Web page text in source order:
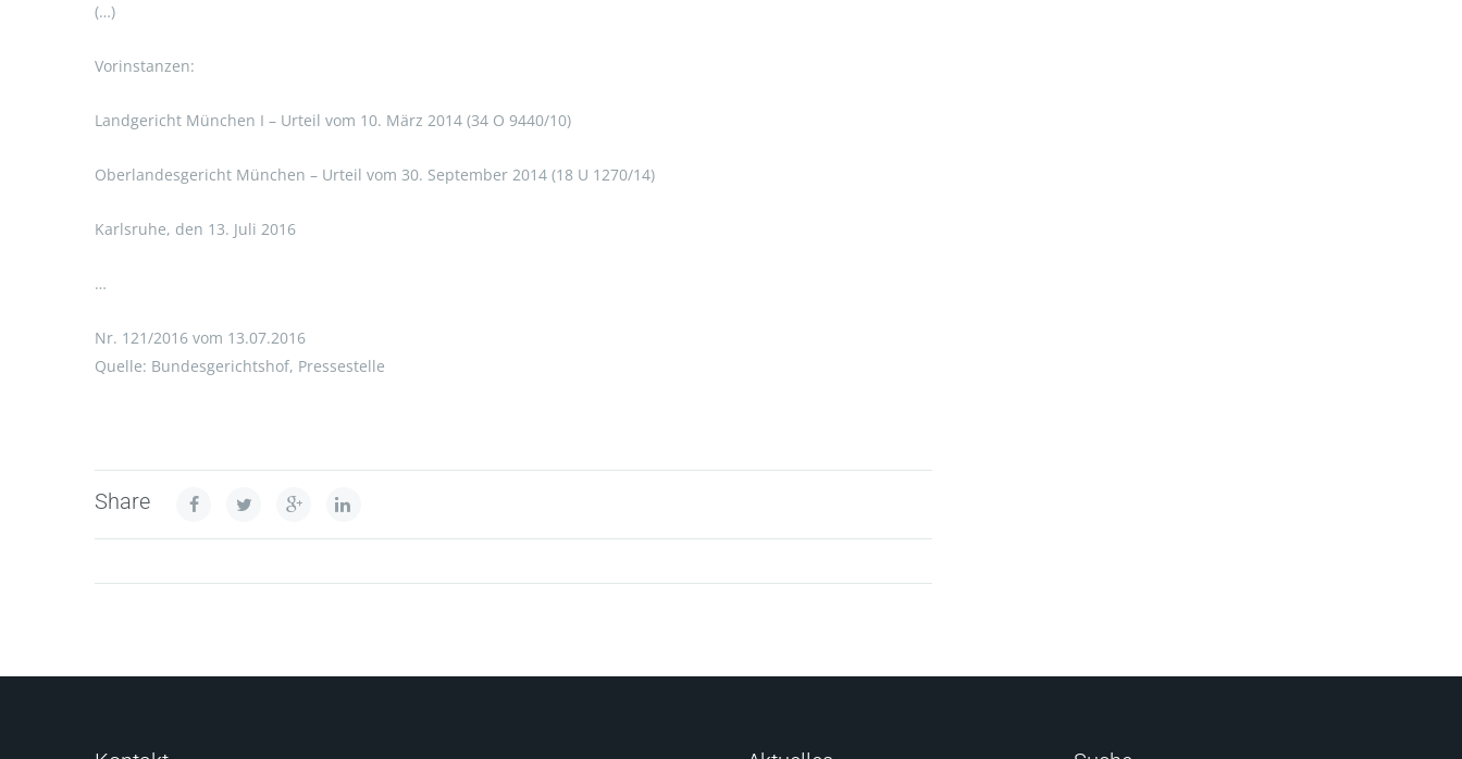
(…)
Vorinstanzen:
Landgericht München I – Urteil vom 10. März 2014 (34 O 9440/10)
Oberlandesgericht München – Urteil vom 30. September 2014 (18 U 1270/14)
Karlsruhe, den 13. Juli 2016
…
Nr. 121/2016 vom 13.07.2016
Quelle: Bundesgerichtshof, Pressestelle
Share